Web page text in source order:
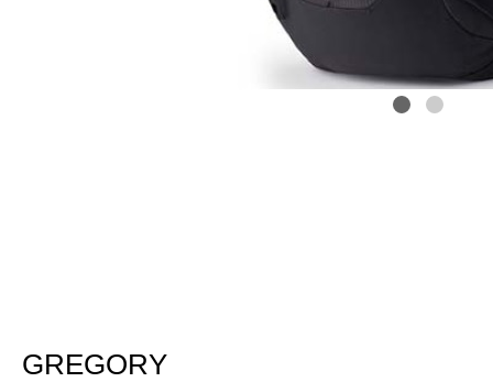
GREGORY